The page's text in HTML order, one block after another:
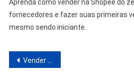
Aprenda como vender na Shopee do
fornecedores e fazer suas primeiras
mesmo sendo iniciante.
Navegação
Vender na Shopee: Começar do Zero e Fazer as Primeiras Vendas Rápido